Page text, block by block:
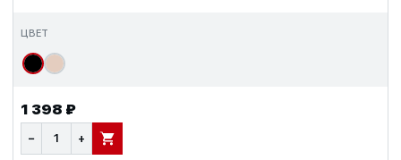
ЦВЕТ
1 398 ₽
− + В КОРЗИНУ